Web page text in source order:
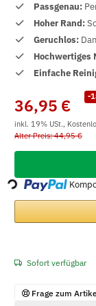
Passgenau:
Hoher Rand:
Geruchlos:
Hochwertiges
Einfache
-
36,95 €
inkl. 19% USt.,
Alter Preis: 44,95 €
Loading...
Sofort verfügbar
Frage zum